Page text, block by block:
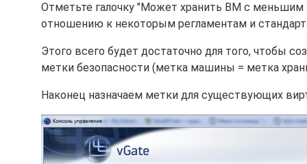
Отметьте галочку "Может хранить ВМ с меньшим
отношению к некоторым регламентам и
Этого всего будет достаточно для того, чтобы
метки безопасности (метка машины = метка
Наконец назначаем метки для существующих